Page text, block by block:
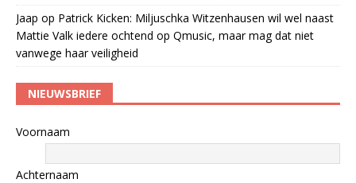
Jaap op Patrick Kicken: Miljuschka Witzenhausen wil wel naast
Mattie Valk iedere ochtend op Qmusic, maar mag dat niet
vanwege haar veiligheid
NIEUWSBRIEF
Voornaam
Achternaam